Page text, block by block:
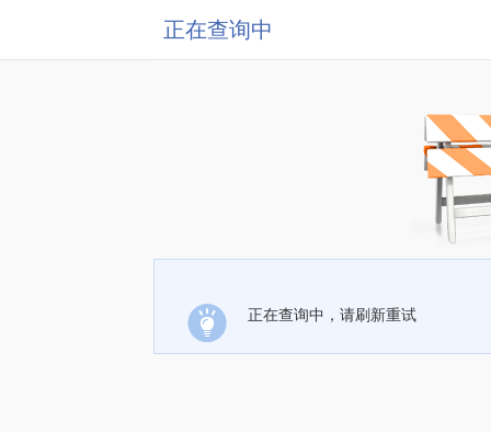
正在查询中
正在查询中，请刷新重试